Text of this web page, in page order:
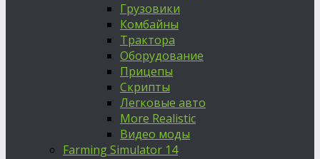
Грузовики
Комбайны
Трактора
Оборудование
Прицепы
Скрипты
Легковые авто
More Realistic
Видео моды
Farming Simulator 14